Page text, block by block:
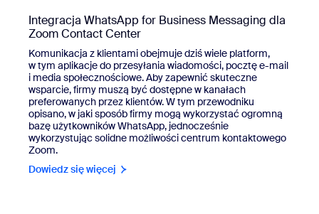
Integracja WhatsApp for Business Messaging dla
Zoom Contact Center
Komunikacja z klientami obejmuje dziś wiele platform,
w tym aplikacje do przesyłania wiadomości, pocztę e-mail
i media społecznościowe. Aby zapewnić skuteczne
wsparcie, firmy muszą być dostępne w kanałach
preferowanych przez klientów. W tym przewodniku
opisano, w jaki sposób firmy mogą wykorzystać ogromną
bazę użytkowników WhatsApp, jednocześnie
wykorzystując solidne możliwości centrum kontaktowego
Zoom.
Dowiedz się więcej